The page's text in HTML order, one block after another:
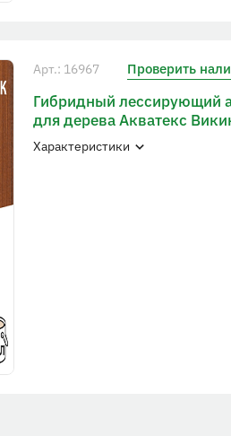
Арт.: 16967 Проверить
Гибридный лессирующий
для дерева Акватекс
Характеристики